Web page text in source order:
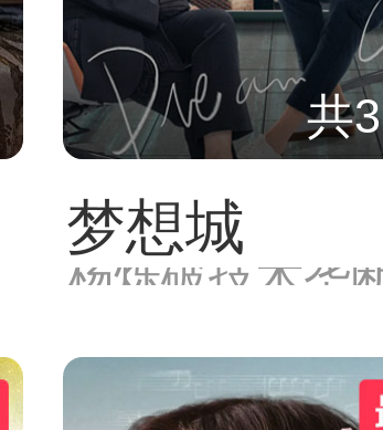
共
梦想城
杨烁破技术垄